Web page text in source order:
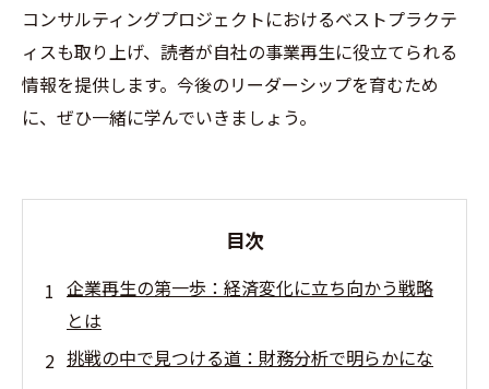
コンサルティングプロジェクトにおけるベストプラクテ
ィスも取り上げ、読者が自社の事業再生に役立てられる
情報を提供します。今後のリーダーシップを育むため
に、ぜひ一緒に学んでいきましょう。
目次
企業再生の第一歩：経済変化に立ち向かう戦略
とは
挑戦の中で見つける道：財務分析で明らかにな